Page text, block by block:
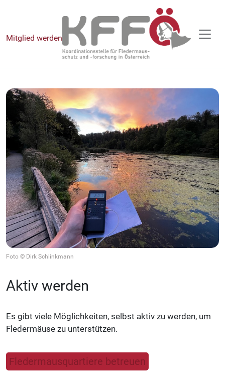
Mitglied werden
Foto © Dirk Schlinkmann
Aktiv werden
Es gibt viele Möglichkeiten, selbst aktiv zu werden, um
Fledermäuse zu unterstützen.
Fledermausquartiere betreuen